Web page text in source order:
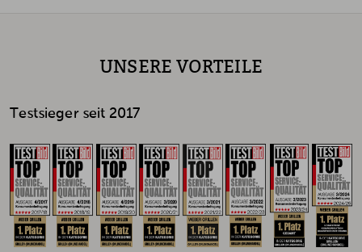
UNSERE VORTEILE
Testsieger seit 2017